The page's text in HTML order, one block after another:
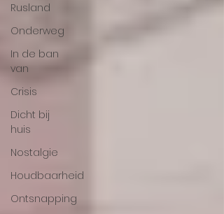
Rusland
Onderweg
In de ban
van
Crisis
Dicht bij
huis
Nostalgie
Houdbaarheid
Ontsnapping